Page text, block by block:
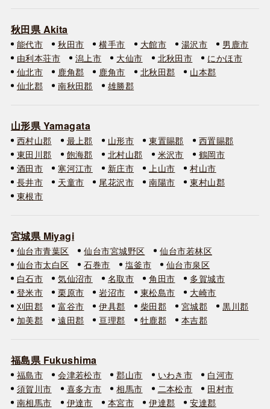
秋田県 Akita
能代市 秋田市 横手市 大館市 湯沢市
男鹿市
由利本荘市
潟上市 大仙市 北秋田市
にかほ市
仙北市
鹿角郡 鹿角市 北秋田郡
山本郡
仙北郡
南秋田郡 雄勝郡
山形県 Yamagata
西村山郡 最上郡 山形市 東置賜郡
西置賜郡
東田川郡
飽海郡 北村山郡 米沢市
鶴岡市
酒田市
寒河江市 新庄市 上山市
村山市
長井市
天童市 尾花沢市 南陽市
東村山郡
東根市
宮城県 Miyagi
仙台市青葉区 仙台市宮城野区
仙台市若林区
仙台市太白区
石巻市 塩釜市
仙台市泉区
白石市
気仙沼市 名取市 角田市
多賀城市
登米市
栗原市 岩沼市 東松島市
大崎市
刈田郡
富谷市 伊具郡 柴田郡 宮城郡
黒川郡
加美郡
遠田郡 亘理郡 牡鹿郡 本吉郡
福島県 Fukushima
福島市 会津若松市 郡山市 いわき市
白河市
須賀川市
喜多方市 相馬市 二本松市
田村市
南相馬市
伊達市 本宮市 伊達郡
安達郡